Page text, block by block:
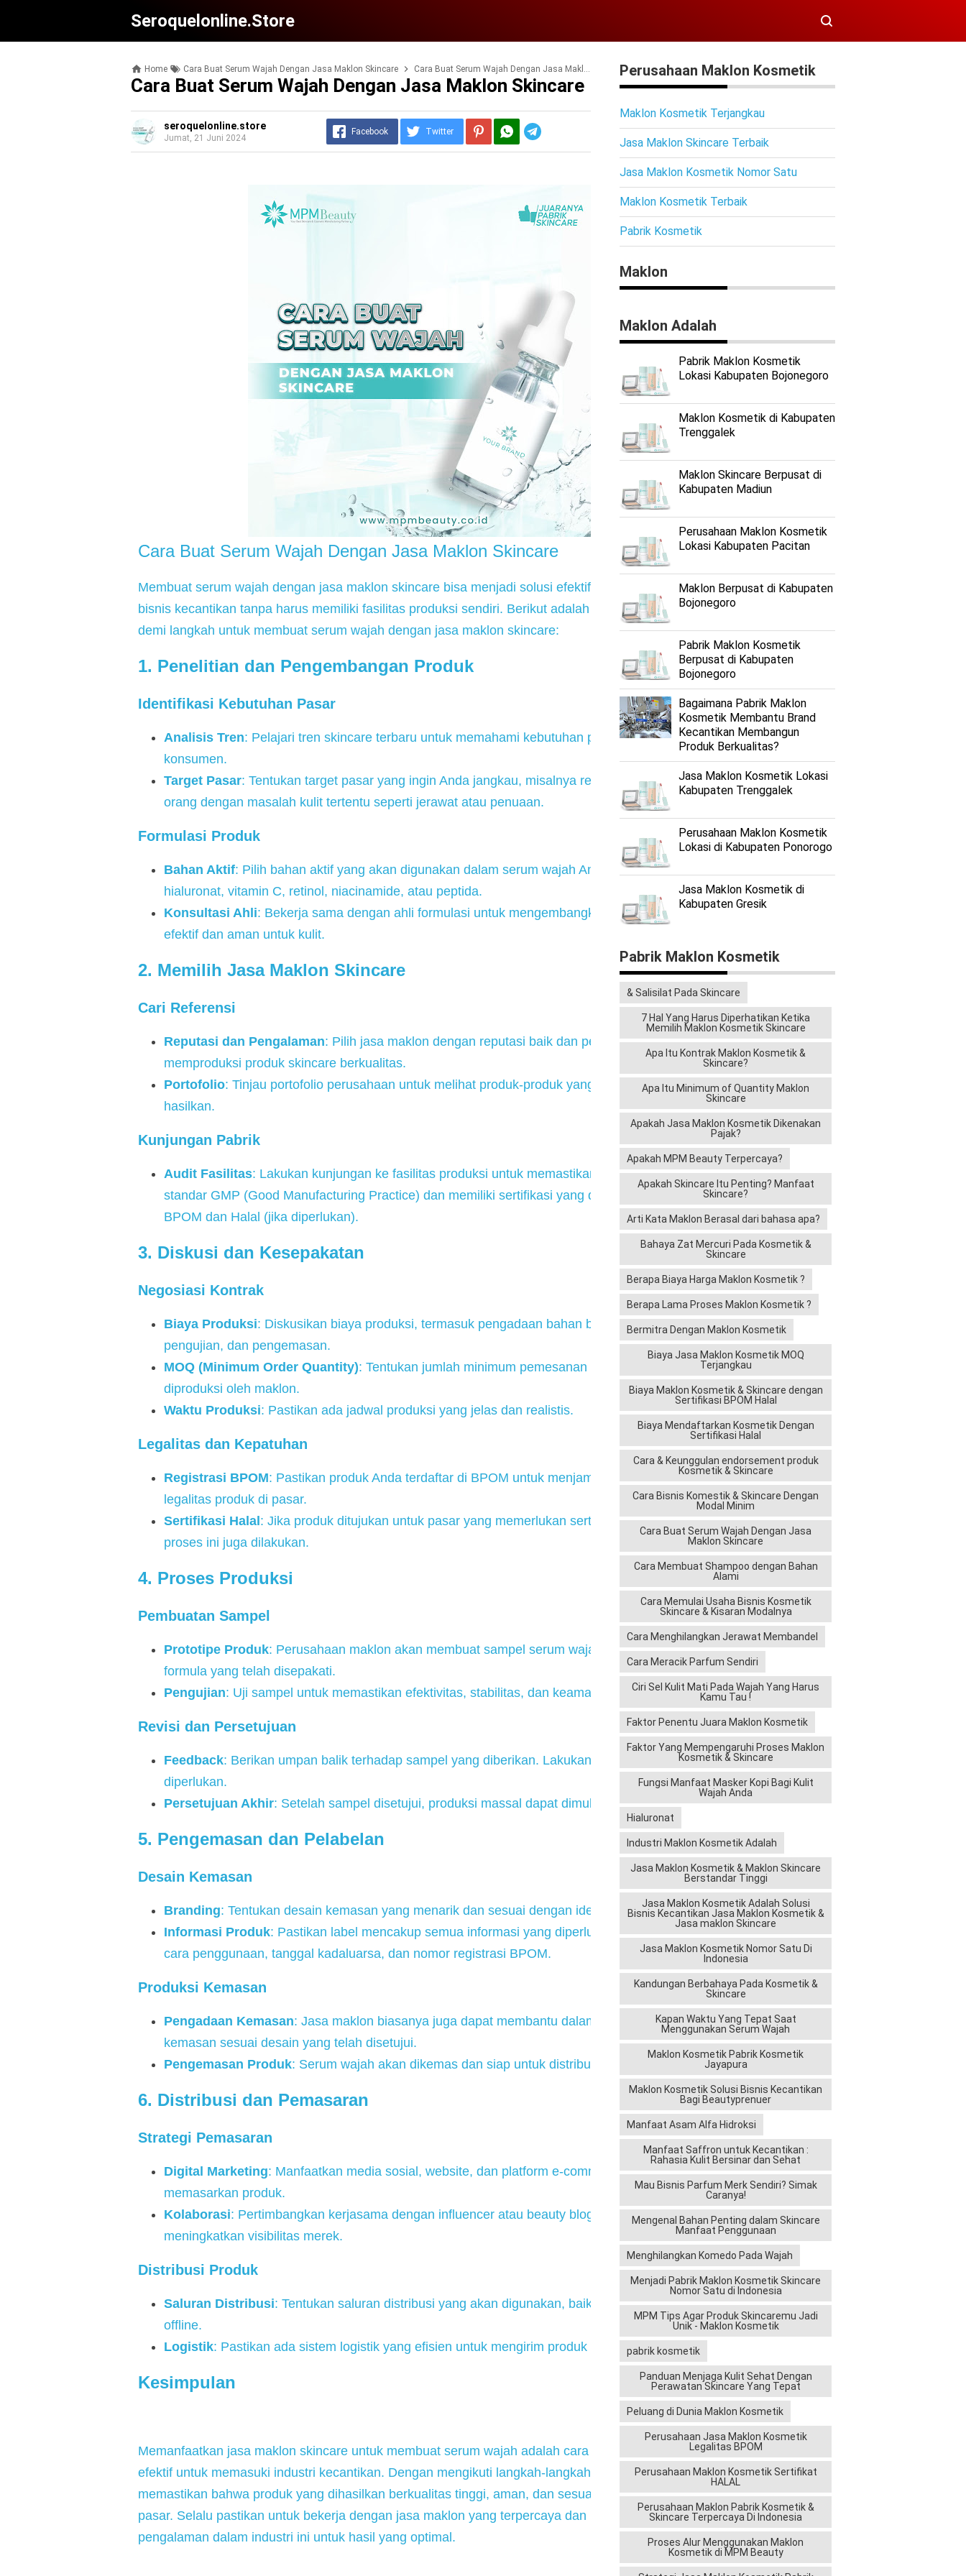
Seroquelonline.store
Home Cara Buat Serum Wajah Dengan Jasa Maklon Skincare Cara Buat Serum Wajah Dengan Jasa Maklon Skincare
Cara Buat Serum Wajah Dengan Jasa Maklon Skincare
seroquelonline.store
Jumat, 21 Juni 2024
Facebook Twitter
Cara Buat Serum Wajah Dengan Jasa Maklon Skincare
Membuat serum wajah dengan jasa maklon skincare bisa menjadi solusi efektif untuk memulai
bisnis kecantikan tanpa harus memiliki fasilitas produksi sendiri. Berikut adalah panduan langkah
demi langkah untuk membuat serum wajah dengan jasa maklon skincare:
1. Penelitian dan Pengembangan Produk
Identifikasi Kebutuhan Pasar
Analisis Tren: Pelajari tren skincare terbaru untuk memahami kebutuhan pasar dan preferensi
konsumen.
Target Pasar: Tentukan target pasar yang ingin Anda jangkau, misalnya remaja, dewasa, atau
orang dengan masalah kulit tertentu seperti jerawat atau penuaan.
Formulasi Produk
Bahan Aktif: Pilih bahan aktif yang akan digunakan dalam serum wajah Anda, seperti asam
hialuronat, vitamin C, retinol, niacinamide, atau peptida.
Konsultasi Ahli: Bekerja sama dengan ahli formulasi untuk mengembangkan formula yang
efektif dan aman untuk kulit.
2. Memilih Jasa Maklon Skincare
Cari Referensi
Reputasi dan Pengalaman: Pilih jasa maklon dengan reputasi baik dan pengalaman dalam
memproduksi produk skincare berkualitas.
Portofolio: Tinjau portofolio perusahaan untuk melihat produk-produk yang telah mereka
hasilkan.
Kunjungan Pabrik
Audit Fasilitas: Lakukan kunjungan ke fasilitas produksi untuk memastikan mereka mengikuti
standar GMP (Good Manufacturing Practice) dan memiliki sertifikasi yang diperlukan seperti
BPOM dan Halal (jika diperlukan).
3. Diskusi dan Kesepakatan
Negosiasi Kontrak
Biaya Produksi: Diskusikan biaya produksi, termasuk pengadaan bahan baku, formulasi,
pengujian, dan pengemasan.
MOQ (Minimum Order Quantity): Tentukan jumlah minimum pemesanan yang dapat
diproduksi oleh maklon.
Waktu Produksi: Pastikan ada jadwal produksi yang jelas dan realistis.
Legalitas dan Kepatuhan
Registrasi BPOM: Pastikan produk Anda terdaftar di BPOM untuk menjamin keamanan dan
legalitas produk di pasar.
Sertifikasi Halal : Jika produk ditujukan untuk pasar yang memerlukan sertifikasi halal, pastikan
proses ini juga dilakukan.
4. Proses Produksi
Pembuatan Sampel
Prototipe Produk: Perusahaan maklon akan membuat sampel serum wajah berdasarkan
formula yang telah disepakati.
Pengujian: Uji sampel untuk memastikan efektivitas, stabilitas, dan keamanannya.
Revisi dan Persetujuan
Feedback: Berikan umpan balik terhadap sampel yang diberikan. Lakukan revisi jika
diperlukan.
Persetujuan Akhir: Setelah sampel disetujui, produksi massal dapat dimulai.
5. Pengemasan dan Pelabelan
Desain Kemasan
Branding: Tentukan desain kemasan yang menarik dan sesuai dengan identitas merek Anda.
Informasi Produk: Pastikan label mencakup semua informasi yang diperlukan seperti bahan,
cara penggunaan, tanggal kadaluarsa, dan nomor registrasi BPOM.
Produksi Kemasan
Pengadaan Kemasan: Jasa maklon biasanya juga dapat membantu dalam pengadaan
kemasan sesuai desain yang telah disetujui.
Pengemasan Produk: Serum wajah akan dikemas dan siap untuk distribusi.
6. Distribusi dan Pemasaran
Strategi Pemasaran
Digital Marketing: Manfaatkan media sosial, website, dan platform e-commerce untuk
memasarkan produk.
Kolaborasi: Pertimbangkan kerjasama dengan influencer atau beauty blogger untuk
meningkatkan visibilitas merek.
Distribusi Produk
Saluran Distribusi: Tentukan saluran distribusi yang akan digunakan, baik online maupun
offline.
Logistik: Pastikan ada sistem logistik yang efisien untuk mengirim produk ke pelanggan.
Kesimpulan
Memanfaatkan jasa maklon skincare untuk membuat serum wajah adalah cara yang efisien dan
efektif untuk memasuki industri kecantikan. Dengan mengikuti langkah-langkah di atas, Anda dapat
memastikan bahwa produk yang dihasilkan berkualitas tinggi, aman, dan sesuai dengan kebutuhan
pasar. Selalu pastikan untuk bekerja dengan jasa maklon yang terpercaya dan memiliki
pengalaman dalam industri ini untuk hasil yang optimal.
Perusahaan Maklon Kosmetik
Maklon Kosmetik Terjangkau
Jasa Maklon Skincare Terbaik
Jasa Maklon Kosmetik Nomor Satu
Maklon Kosmetik Terbaik
Pabrik Kosmetik
Maklon
Maklon Adalah
Pabrik Maklon Kosmetik
Lokasi Kabupaten Bojonegoro
Maklon Kosmetik di Kabupaten
Trenggalek
Maklon Skincare Berpusat di
Kabupaten Madiun
Perusahaan Maklon Kosmetik
Lokasi Kabupaten Pacitan
Maklon Berpusat di Kabupaten
Bojonegoro
Pabrik Maklon Kosmetik
Berpusat di Kabupaten
Bojonegoro
Bagaimana Pabrik Maklon
Kosmetik Membantu Brand
Kecantikan Membangun
Produk Berkualitas?
Jasa Maklon Kosmetik Lokasi
Kabupaten Trenggalek
Perusahaan Maklon Kosmetik
Lokasi di Kabupaten Ponorogo
Jasa Maklon Kosmetik di
Kabupaten Gresik
Pabrik Maklon Kosmetik
& Salisilat Pada Skincare
7 Hal Yang Harus Diperhatikan Ketika
Memilih Maklon Kosmetik Skincare
Apa Itu Kontrak Maklon Kosmetik &
Skincare?
Apa Itu Minimum of Quantity Maklon
Skincare
Apakah Jasa Maklon Kosmetik Dikenakan
Pajak?
Apakah MPM Beauty Terpercaya?
Apakah Skincare Itu Penting? Manfaat
Skincare?
Arti Kata Maklon Berasal dari bahasa apa?
Bahaya Zat Mercuri Pada Kosmetik &
Skincare
Berapa Biaya Harga Maklon Kosmetik ?
Berapa Lama Proses Maklon Kosmetik ?
Bermitra Dengan Maklon Kosmetik
Biaya Jasa Maklon Kosmetik MOQ
Terjangkau
Biaya Maklon Kosmetik & Skincare dengan
Sertifikasi BPOM Halal
Biaya Mendaftarkan Kosmetik Dengan
Sertifikasi Halal
Cara & Keunggulan endorsement produk
Kosmetik & Skincare
Cara Bisnis Komestik & Skincare Dengan
Modal Minim
Cara Buat Serum Wajah Dengan Jasa
Maklon Skincare
Cara Membuat Shampoo dengan Bahan
Alami
Cara Memulai Usaha Bisnis Kosmetik
Skincare & Kisaran Modalnya
Cara Menghilangkan Jerawat Membandel
Cara Meracik Parfum Sendiri
Ciri Sel Kulit Mati Pada Wajah Yang Harus
Kamu Tau !
Faktor Penentu Juara Maklon Kosmetik
Faktor Yang Mempengaruhi Proses Maklon
Kosmetik & Skincare
Fungsi Manfaat Masker Kopi Bagi Kulit
Wajah Anda
Hialuronat
Industri Maklon Kosmetik Adalah
Jasa Maklon Kosmetik & Maklon Skincare
Berstandar Tinggi
Jasa Maklon Kosmetik Adalah Solusi
Bisnis Kecantikan Jasa Maklon Kosmetik &
Jasa maklon Skincare
Jasa Maklon Kosmetik Nomor Satu Di
Indonesia
Kandungan Berbahaya Pada Kosmetik &
Skincare
Kapan Waktu Yang Tepat Saat
Menggunakan Serum Wajah
Maklon Kosmetik Pabrik Kosmetik
Jayapura
Maklon Kosmetik Solusi Bisnis Kecantikan
Bagi Beautyprenuer
Manfaat Asam Alfa Hidroksi
Manfaat Saffron untuk Kecantikan :
Rahasia Kulit Bersinar dan Sehat
Mau Bisnis Parfum Merk Sendiri? Simak
Caranya!
Mengenal Bahan Penting dalam Skincare
Manfaat Penggunaan
Menghilangkan Komedo Pada Wajah
Menjadi Pabrik Maklon Kosmetik Skincare
Nomor Satu di Indonesia
MPM Tips Agar Produk Skincaremu Jadi
Unik - Maklon Kosmetik
pabrik kosmetik
Panduan Menjaga Kulit Sehat Dengan
Perawatan Skincare Yang Tepat
Peluang di Dunia Maklon Kosmetik
Perusahaan Jasa Maklon Kosmetik
Legalitas BPOM
Perusahaan Maklon Kosmetik Sertifikat
HALAL
Perusahaan Maklon Pabrik Kosmetik &
Skincare Terpercaya Di Indonesia
Proses Alur Menggunakan Maklon
Kosmetik di MPM Beauty